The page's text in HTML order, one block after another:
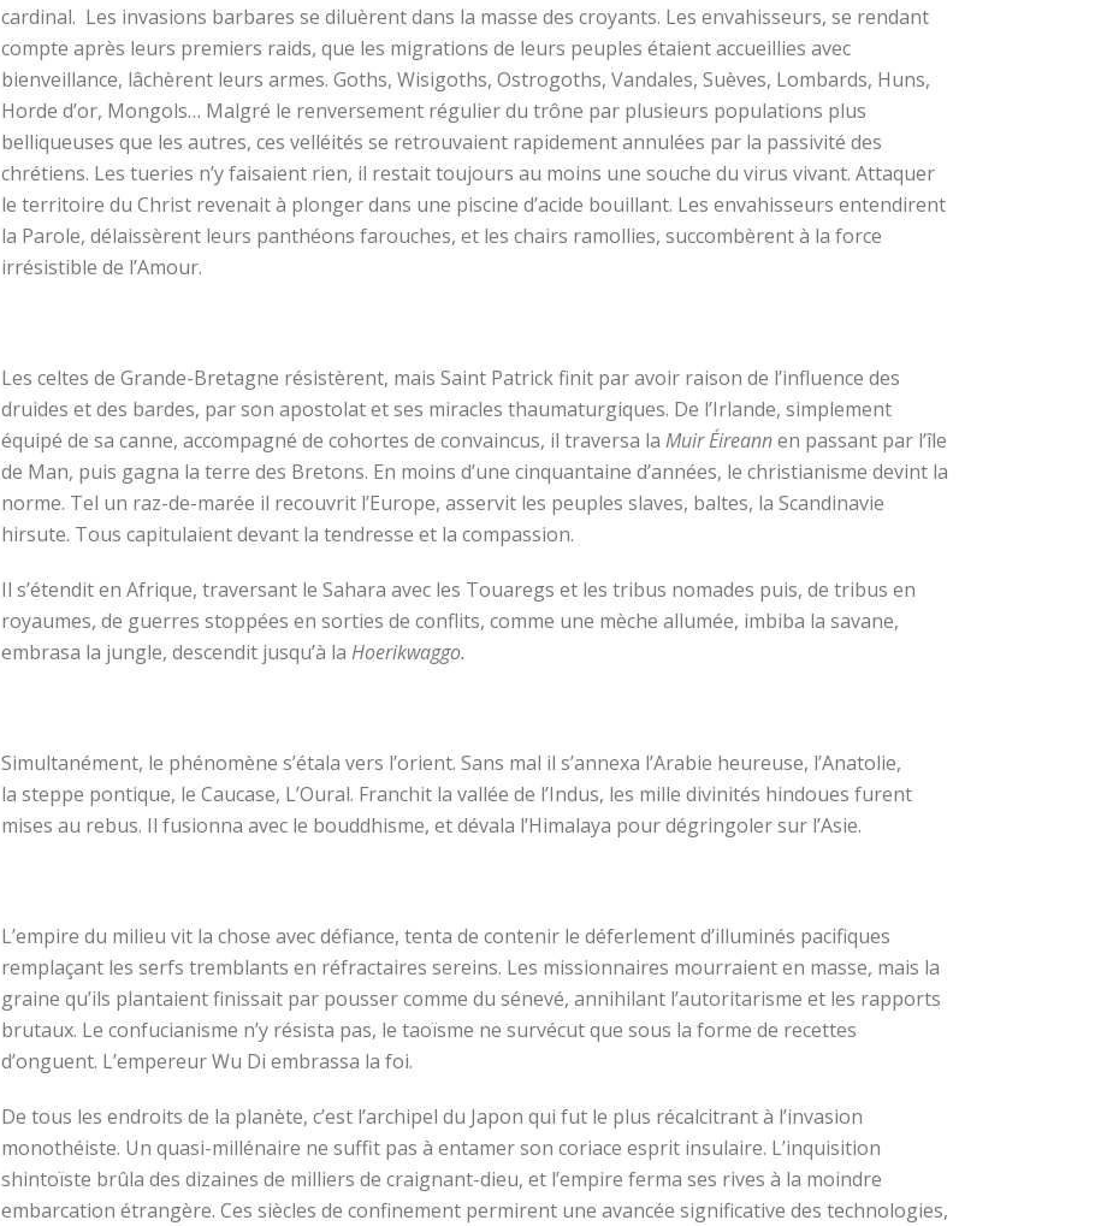
cardinal. Les invasions barbares se diluèrent dans la masse des croyants. Les envahisseurs, se rendant
compte après leurs premiers raids, que les migrations de leurs peuples étaient accueillies avec
bienveillance, lâchèrent leurs armes. Goths, Wisigoths, Ostrogoths, Vandales, Suèves, Lombards, Huns,
Horde d’or, Mongols… Malgré le renversement régulier du trône par plusieurs populations plus
belliqueuses que les autres, ces velléités se retrouvaient rapidement annulées par la passivité des
chrétiens. Les tueries n’y faisaient rien, il restait toujours au moins une souche du virus vivant. Attaquer
le territoire du Christ revenait à plonger dans une piscine d’acide bouillant. Les envahisseurs entendirent
la Parole, délaissèrent leurs panthéons farouches, et les chairs ramollies, succombèrent à la force
irrésistible de l’Amour.
Les celtes de Grande-Bretagne résistèrent, mais Saint Patrick finit par avoir raison de l’influence des
druides et des bardes, par son apostolat et ses miracles thaumaturgiques. De l’Irlande, simplement
équipé de sa canne, accompagné de cohortes de convaincus, il traversa la Muir Éireannen passant par l’île
de Man, puis gagna la terre des Bretons. En moins d’une cinquantaine d’années, le christianisme devint la
norme. Tel un raz-de-marée il recouvrit l’Europe, asservit les peuples slaves, baltes, la Scandinavie
hirsute. Tous capitulaient devant la tendresse et la compassion.
Il s’étendit en Afrique, traversant le Sahara avec les Touaregs et les tribus nomades puis, de tribus en
royaumes, de guerres stoppées en sorties de conflits, comme une mèche allumée, imbiba la savane,
embrasa la jungle, descendit jusqu’à la Hoerikwaggo.
Simultanément, le phénomène s’étala vers l’orient. Sans mal il s’annexa l’Arabie heureuse, l’Anatolie,
la steppe pontique, le Caucase, L’Oural. Franchit la vallée de l’Indus, les mille divinités hindoues furent
mises au rebus. Il fusionna avec le bouddhisme, et dévala l’Himalaya pour dégringoler sur l’Asie.
L’empire du milieu vit la chose avec défiance, tenta de contenir le déferlement d’illuminés pacifiques
remplaçant les serfs tremblants en réfractaires sereins. Les missionnaires mourraient en masse, mais la
graine qu’ils plantaient finissait par pousser comme du sénevé, annihilant l’autoritarisme et les rapports
brutaux. Le confucianisme n’y résista pas, le taoïsme ne survécut que sous la forme de recettes
d’onguent. L’empereur Wu Di embrassa la foi.
De tous les endroits de la planète, c’est l’archipel du Japon qui fut le plus récalcitrant à l’invasion
monothéiste. Un quasi-millénaire ne suffit pas à entamer son coriace esprit insulaire. L’inquisition
shintoïste brûla des dizaines de milliers de craignant-dieu, et l’empire ferma ses rives à la moindre
embarcation étrangère. Ces siècles de confinement permirent une avancée significative des technologies,